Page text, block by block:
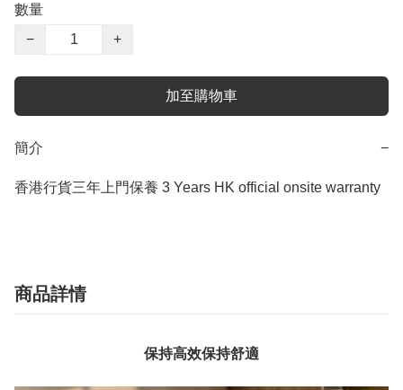
數量
−
+
加至購物車
簡介 −
香港行貨三年上門保養 3 Years HK official onsite warranty
商品詳情
保持高效保持舒適